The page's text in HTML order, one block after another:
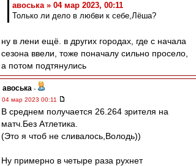
авоська » 04 мар 2023, 00:11
Только ли дело в любви к себе,Лёша?
ну в лени ещё. в других городах, где с начала
сезона ввели, тоже поначалу сильно просело,
а потом подтянулись
авоська -
04 мар 2023 00:11
В среднем получается 26.264 зрителя на
матч.Без Атлетика.
(Это я чтоб не сливалось,Володь))
Ну примерно в четыре раза рухнет